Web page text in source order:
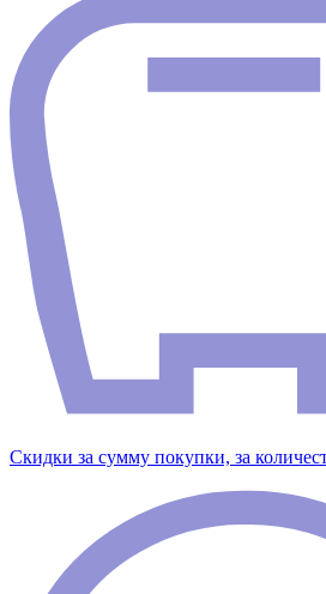
Скидки за сумму покупки, за